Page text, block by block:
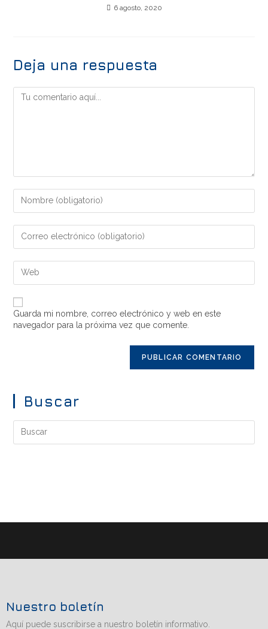
6 agosto, 2020
Deja una respuesta
Guarda mi nombre, correo electrónico y web en este
navegador para la próxima vez que comente.
Buscar
Nuestro boletín
Aquí puede suscribirse a nuestro boletín informativo.